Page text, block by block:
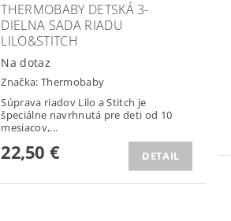
THERMOBABY DETSKÁ 3-
DIELNA SADA RIADU
LILO&STITCH
Na dotaz
Značka: Thermobaby
Súprava riadov Lilo a Stitch je
špeciálne navrhnutá pre deti od 10
mesiacov,...
22,50 € DETAIL